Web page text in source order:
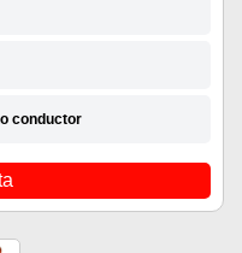
conductor